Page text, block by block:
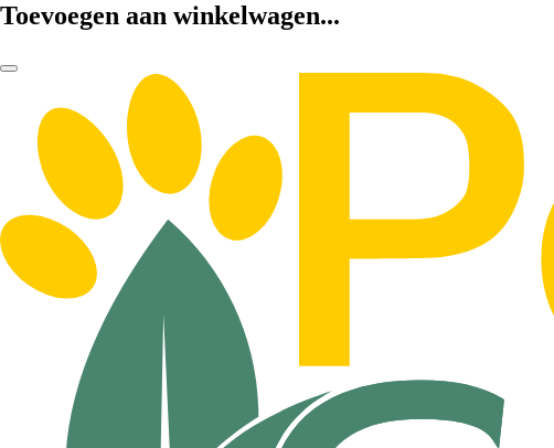
Toevoegen aan winkelwagen...